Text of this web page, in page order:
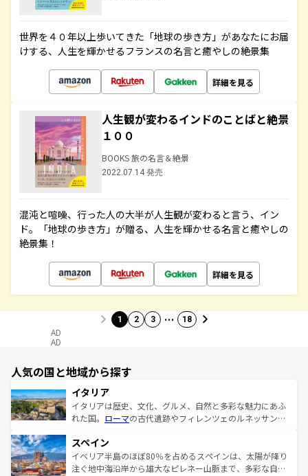
世界を４０年以上歩いてきた「地球の歩き方」があなたにお届
けする、人生を輝かせるフランスの名言と癒やしの絶景集
詳細を見る
人生観が変わるインドのことばと絶景
１００
BOOKS 旅の名言＆絶景
2022.07.14 発売
混沌と喧噪、行った人の大半が人生観が変わると言う、イン
ド。「地球の歩き方」が贈る、人生を輝かせる名言と癒やしの
絶景集！
詳細を見る
1 2 3 … 18
AD
AD
人気の国と地域から探す
イタリア
イタリアは歴史、文化、グルメ、自然と多彩な魅力にあふ
れた国。 ローマの古代遺跡やフィレンツェのルネッサンス
ろん、トスカーナの美しい田園風景やアマルフィ海岸の絶
景など、自然景観も見逃せない。観光の合間には、本場の
ピザやパスタなど、絶品のイタリア料理を堪能することも
スペイン
イベリア半島のほぼ80％を占めるスペインは、太陽が降り
注ぐ地中海沿岸から雄大なピレネー山脈まで、多彩な自然